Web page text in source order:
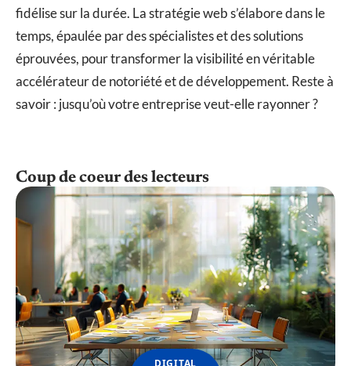
fidélise sur la durée. La stratégie web s’élabore dans le
temps, épaulée par des spécialistes et des solutions
éprouvées, pour transformer la visibilité en véritable
accélérateur de notoriété et de développement. Reste à
savoir : jusqu’où votre entreprise veut-elle rayonner ?
Coup de coeur des lecteurs